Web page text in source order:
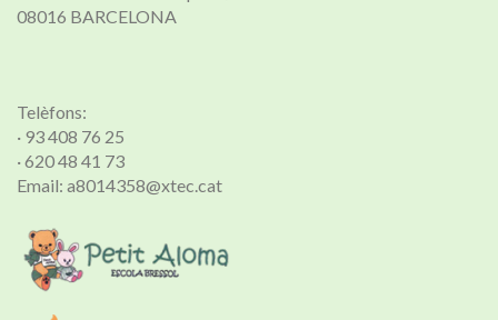
08016 BARCELONA
Telèfons:
· 93 408 76 25
· 620 48 41 73
Email: a8014358@xtec.cat